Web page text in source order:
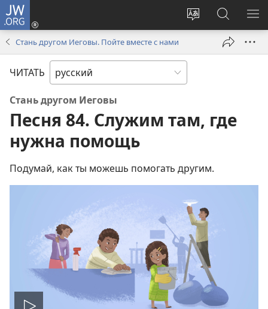
JW.ORG
Изменить
Войти
(открывается
окне)
Поиск
по
jw.org
Стань другом Иеговы. Пойте вместе с нами
ЧИТАТЬ
Стань другом Иеговы
Песня 84. Служим там, где
нужна помощь
Подумай, как ты можешь помогать другим.